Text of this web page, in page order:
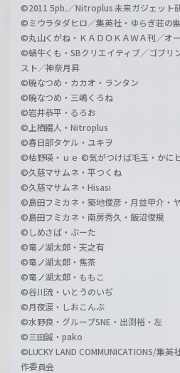
©2011 5pb.／Nitroplus 未来ガジェット
©ミウラタダヒロ／集英社・ゆらぎ荘の
©丸山くがね・ＫＡＤＯＫＡＷＡ刊／オ
©蝸牛くも・SBクリエイティブ／ゴブ
スト／神奈月昇
©暁なつめ・カカオ・ランタン
©暁なつめ・三嶋くろね
©岩井恭平・るろお
©上栖綴人・Nitroplus
©春日部タケル・ユキヲ
©枯野瑛・ｕｅ ©気がつけば毛玉・かに
©久慈マサムネ・平つくね
©久慈マサムネ・Hisasi
©島田フミカネ・築地俊彦・月並甲介・
©島田フミカネ・南房秀久・飯沼俊規
©しめさば・ぶーた
©竜ノ湖太郎・天之有
©竜ノ湖太郎・焦茶
©竜ノ湖太郎・ももこ
©谷川流・いとうのいぢ
©月夜涙・しおこんぶ
©水野良・グループSNE・出渕裕・左
©三田誠・pako
©LUCKY LAND COMMUNICATIONS/集
作委員会